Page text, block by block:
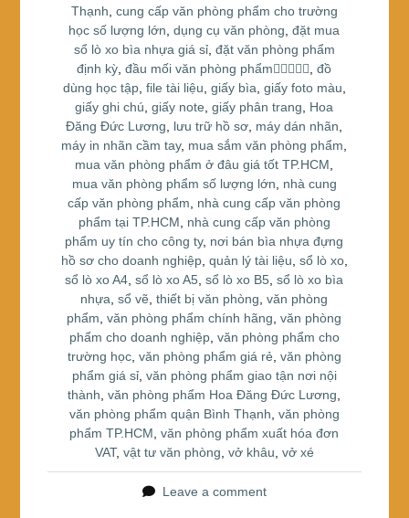
Thạnh cung cấp văn phòng phẩm cho trường
học số lượng lớn ,dụng cụ văn phòng ,đặt mua
sổ lò xo bìa nhựa giá sỉ, đặt văn phòng phẩm
định kỳ ,đầu mối văn phòng phẩm ,đồ
dùng học tập, file tài liệu giấy bìa giấy foto màu
giấy ghi chú ,giấy note ,giấy phân trang
Hoa
Đăng Đức Lương
lưu trữ hồ sơ máy dán nhãn
máy in nhãn cầm tay, mua sắm văn phòng phẩm
mua văn phòng phẩm ở đâu giá tốt TP.HCM
mua văn phòng phẩm số lượng lớn
nhà cung
cấp văn phòng phẩm
nhà cung cấp văn phòng
phẩm tại TP.HCM
nhà cung cấp văn phòng
phẩm uy tín cho công ty, nơi bán bìa nhựa đựng
hồ sơ cho doanh nghiệp, quản lý tài liệu sổ lò xo,
sổ lò xo A4 ,sổ lò xo A5 ,sổ lò xo B5 ,sổ lò xo bìa
nhựa ,sổ vẽ ,thiết bị văn phòng ,văn phòng
phẩm ,văn phòng phẩm chính hãng ,văn phòng
phẩm cho doanh nghiệp, văn phòng phẩm cho
trường học, văn phòng phẩm giá rẻ văn phòng
phẩm giá sỉ, văn phòng phẩm giao tận nơi nội
thành ,văn phòng phẩm Hoa Đăng Đức Lương
văn phòng phẩm quận Bình Thạnh văn phòng
phẩm TP.HCM ,văn phòng phẩm xuất hóa đơn
VAT, vật tư văn phòng vở khâu vở xé
Leave a comment